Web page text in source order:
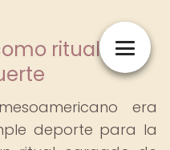
ritual
era
deporte para la